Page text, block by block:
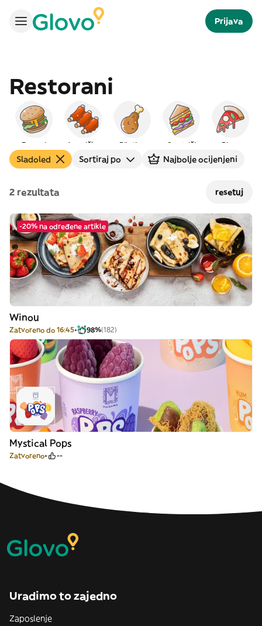
Prijava
Restorani
Burgeri Američka Piletina Sendviči Pizza
Sladoled Sortiraj po Najbolje ocijenjeni
2 rezultata resetuj
-20% na određene artikle
Winou
Zatvoreno do 16:45 98%(182)
Mystical Pops
Zatvoreno --
Uradimo to zajedno
Zaposlenje